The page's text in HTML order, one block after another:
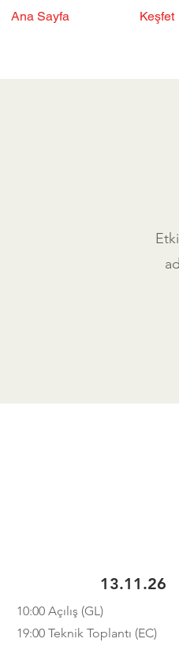
Ana Sayfa Keşfet
13.11.26
10:00 Açılış (GL)
19:00 Teknik Toplantı (EC)